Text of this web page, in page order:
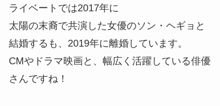
ライベートでは2017年に
太陽の末裔で共演した女優のソン・ヘギョと
結婚するも、2019年に離婚しています。
CMやドラマ映画と、幅広く活躍している俳優
さんですね！